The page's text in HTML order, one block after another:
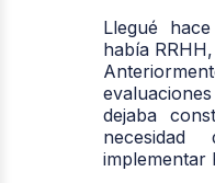
Llegué
había
dejaba
implementar